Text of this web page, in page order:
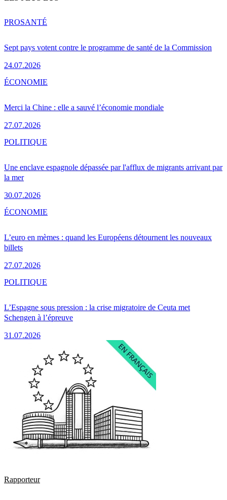
Sept pays votent contre le programme de santé de la Commission
24.07.2026
PROSANTÉ
Merci la Chine : elle a sauvé l’économie mondiale
27.07.2026
ÉCONOMIE
Une enclave espagnole dépassée par l'afflux de migrants arrivant par
la mer
30.07.2026
POLITIQUE
L’euro en mèmes : quand les Européens détournent les nouveaux
billets
27.07.2026
ÉCONOMIE
L’Espagne sous pression : la crise migratoire de Ceuta met
Schengen à l’épreuve
31.07.2026
POLITIQUE
Rapporteur